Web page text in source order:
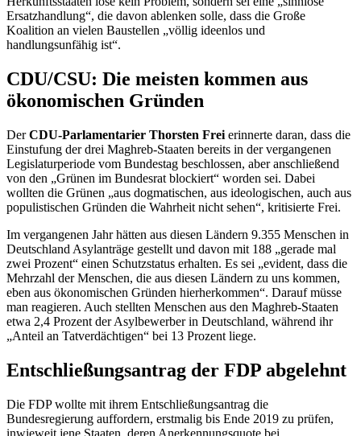
Ersatzhandlung“, die davon ablenken solle, dass die Große
Koalition an vielen Baustellen „völlig ideenlos und
handlungsunfähig ist“.
CDU/CSU: Die meisten kommen aus
ökonomischen Gründen
DerCDU-Parlamentarier Thorsten Frei erinnerte daran, dass die
Einstufung der drei Maghreb-Staaten bereits in der vergangenen
Legislaturperiode vom Bundestag beschlossen, aber anschließend
von den „Grünen im Bundesrat blockiert“ worden sei. Dabei
wollten die Grünen „aus dogmatischen, aus ideologischen, auch aus
populistischen Gründen die Wahrheit nicht sehen“, kritisierte Frei.
Im vergangenen Jahr hätten aus diesen Ländern 9.355 Menschen in
Deutschland Asylanträge gestellt und davon mit 188 „gerade mal
zwei Prozent“ einen Schutzstatus erhalten. Es sei „evident, dass die
Mehrzahl der Menschen, die aus diesen Ländern zu uns kommen,
eben aus ökonomischen Gründen hierherkommen“. Darauf müsse
man reagieren. Auch stellten Menschen aus den Maghreb-Staaten
etwa 2,4 Prozent der Asylbewerber in Deutschland, während ihr
„Anteil an Tatverdächtigen“ bei 13 Prozent liege.
Entschließungsantrag der FDP abgelehnt
Die FDP wollte mit ihrem Entschließungsantrag die
Bundesregierung auffordern, erstmalig bis Ende 2019 zu prüfen,
inwieweit jene Staaten, deren Anerkennungsquote bei